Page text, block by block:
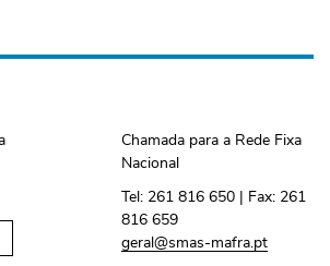
Chamada para a Rede Fixa
Nacional
Tel: 261 816 650 | Fax: 261
816 659
geral@smas-mafra.pt